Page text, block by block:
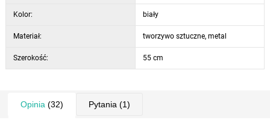
Kolor: biały
Materiał: tworzywo sztuczne, metal
Szerokość: 55 cm
Opinia (32) Pytania (1)